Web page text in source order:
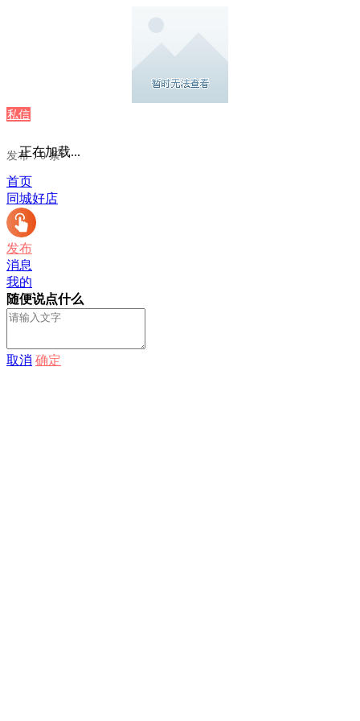
私信
发布：0 条
正在加载...
首页
同城好店
发布
消息
我的
随便说点什么
取消 确定